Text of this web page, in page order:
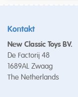
Kontakt
New Classic Toys BV.
De Factorij 48
1689AL Zwaag
The Netherlands